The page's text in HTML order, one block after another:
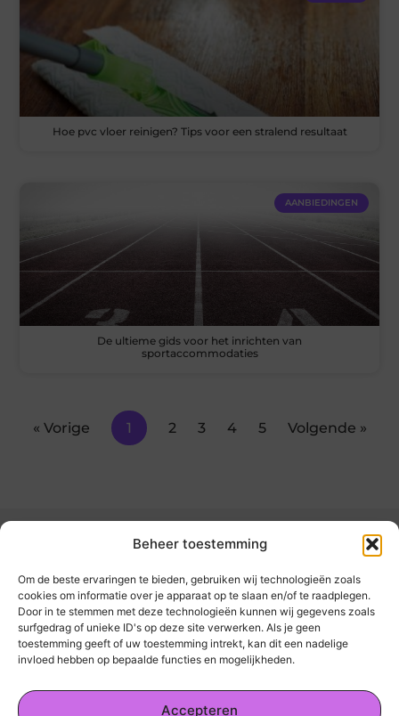
Beheer toestemming
Om de beste ervaringen te bieden, gebruiken wij technologieën zoals
cookies om informatie over je apparaat op te slaan en/of te raadplegen.
Door in te stemmen met deze technologieën kunnen wij gegevens zoals
surfgedrag of unieke ID's op deze site verwerken. Als je geen
toestemming geeft of uw toestemming intrekt, kan dit een nadelige
invloed hebben op bepaalde functies en mogelijkheden.
Accepteren
Hoe pvc vloer reinigen? Tips voor een stralend resultaat
AANBIEDINGEN
De ultieme gids voor het inrichten van
sportaccommodaties
« Vorige 1 2 3 4 5 Volgende »
kickinsite.nl – Echt, eerlijk, alles wat telt.
Een verzameling van blogs en artikelen die
een breed scala aan onderwerpen uit het
dagelijks leven behandelen.